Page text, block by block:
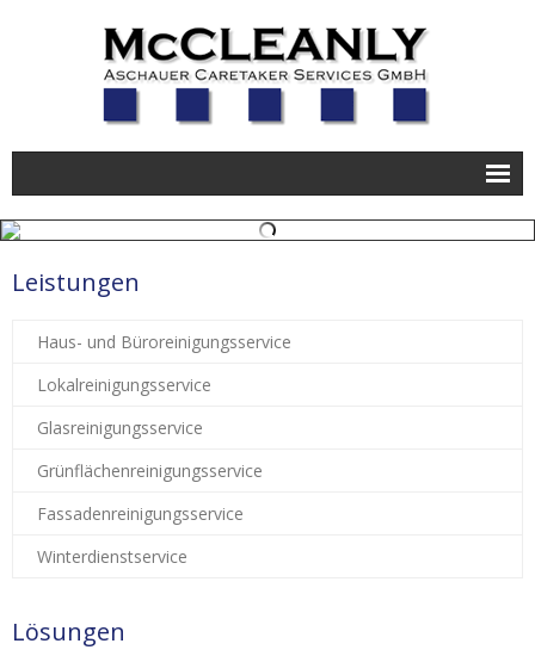
Unternehmen
Leistungen
Kontakt
Leistungen
Haus- und Büroreinigungsservice
Lokalreinigungsservice
Glasreinigungsservice
Grünflächenreinigungsservice
Fassadenreinigungsservice
Winterdienstservice
Lösungen